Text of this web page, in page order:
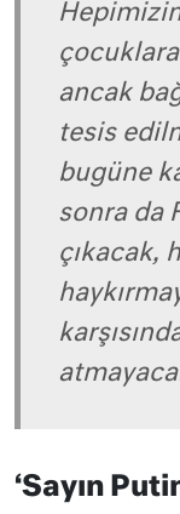
ancak
tesis
bugüne
sonra da
çıkacak,
‘Sayın